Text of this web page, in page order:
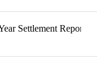
Settlement Report